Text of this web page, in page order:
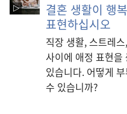
결혼 생활이 행
표현하십시오
직장 생활, 스트레
사이에 애정 표현을
있습니다. 어떻게
수 있습니까?